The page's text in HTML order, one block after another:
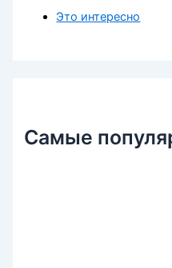
Это интересно
Самые